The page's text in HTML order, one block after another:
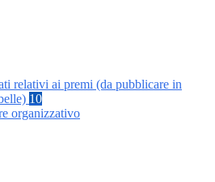
relativi ai premi (da pubblicare in
10
organizzativo